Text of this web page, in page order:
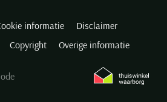
informatie
Disclaimer
Copyright Overige informatie